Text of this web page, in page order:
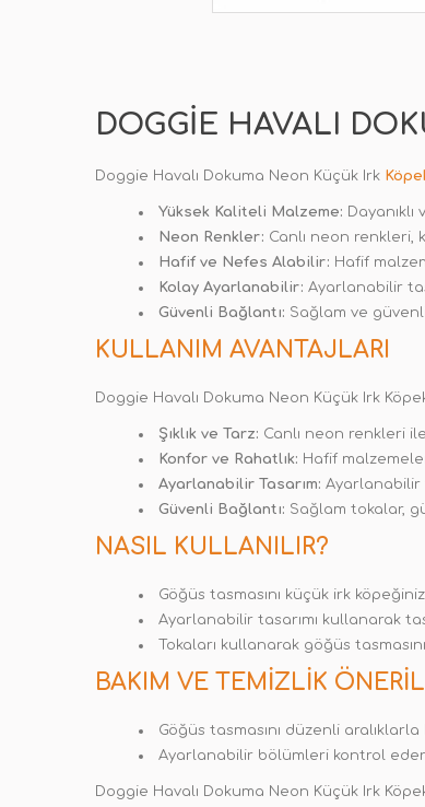
DOGGIE HAVALI
Doggie Havalı Dokuma Neon Küçük Irk
Yüksek Kaliteli Malzeme:
Neon Renkler: Canlı neon renkleri,
Hafif ve Nefes Alabilir: Hafif
Kolay Ayarlanabilir: Ayarlanabilir
Güvenli Bağlantı: Sağlam ve
KULLANIM AVANTAJLARI
Doggie Havalı Dokuma Neon Küçük Irk
Şıklık ve Tarz: Canlı neon renkleri ile
Konfor ve Rahatlık: Hafif
Ayarlanabilir Tasarım: Ayarlanabilir
Güvenli Bağlantı: Sağlam tokalar,
NASIL KULLANILIR?
Göğüs tasmasını küçük irk
Ayarlanabilir tasarımı kullanarak
Tokaları kullanarak göğüs
BAKIM VE TEMIZLIK
Göğüs tasmasını düzenli
Ayarlanabilir bölümleri kontrol
Doggie Havalı Dokuma Neon Küçük Irk